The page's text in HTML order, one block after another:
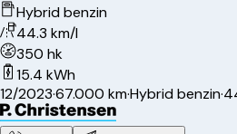
Hybrid benzin
44.3 km/l
350 hk
15.4 kWh
12/2023·67.000 km·Hybrid benzin·